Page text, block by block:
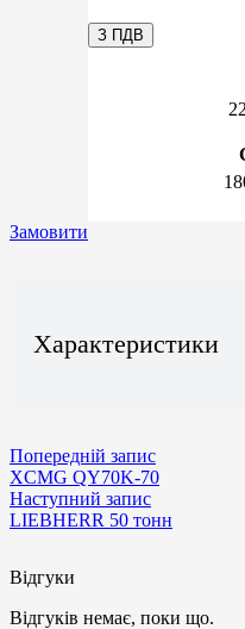
З ПДВ
Замовити
Характеристики
Попередній запис
XCMG QY70K-70
Наступний запис
LIEBHERR 50 тонн
Відгуки
Відгуків немає, поки що.